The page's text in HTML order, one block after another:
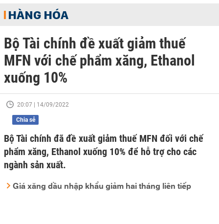
HÀNG HÓA
Bộ Tài chính đề xuất giảm thuế
MFN với chế phẩm xăng, Ethanol
xuống 10%
20:07 | 14/09/2022
Chia sẻ
Bộ Tài chính đã đề xuất giảm thuế MFN đối với chế
phẩm xăng, Ethanol xuống 10% để hỗ trợ cho các
ngành sản xuất.
Giá xăng dầu nhập khẩu giảm hai tháng liên tiếp